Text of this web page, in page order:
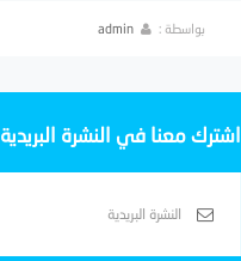
بواسطة : admin
اشترك معنا في النشرة البريدية